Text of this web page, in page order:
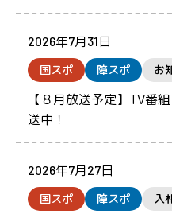
2026年7月31日
国スポ
障スポ お
【８月放送予定】TV番
送中！
2026年7月27日
国スポ
障スポ 入